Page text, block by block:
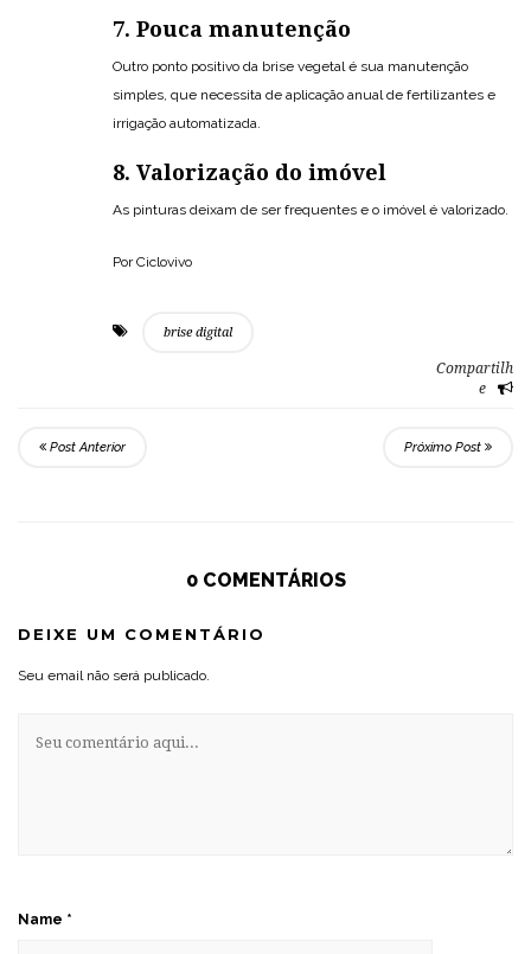
7. Pouca manutenção
Outro ponto positivo da brise vegetal é sua manutenção
simples, que necessita de aplicação anual de fertilizantes e
irrigação automatizada.
8. Valorização do imóvel
As pinturas deixam de ser frequentes e o imóvel é valorizado.
Por Ciclovivo
brise digital
Compartilh
e
Post Anterior Próximo Post
0 COMENTÁRIOS
DEIXE UM COMENTÁRIO
Seu email não será publicado.
Name *